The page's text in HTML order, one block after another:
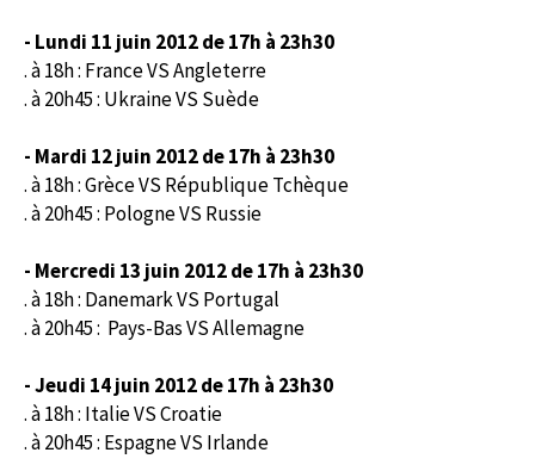
- Lundi 11 juin 2012de 17h à 23h30
. à 18h : France VS Angleterre
. à 20h45 : Ukraine VS Suède
- Mardi 12 juin 2012 de 17h à 23h30
. à 18h : Grèce VS République Tchèque
. à 20h45 : Pologne VS Russie
- Mercredi 13 juin 2012de 17h à 23h30
. à 18h : Danemark VS Portugal
. à 20h45 : Pays-Bas VS Allemagne
- Jeudi 14 juin 2012de 17h à 23h30
. à 18h : Italie VS Croatie
. à 20h45 : Espagne VS Irlande